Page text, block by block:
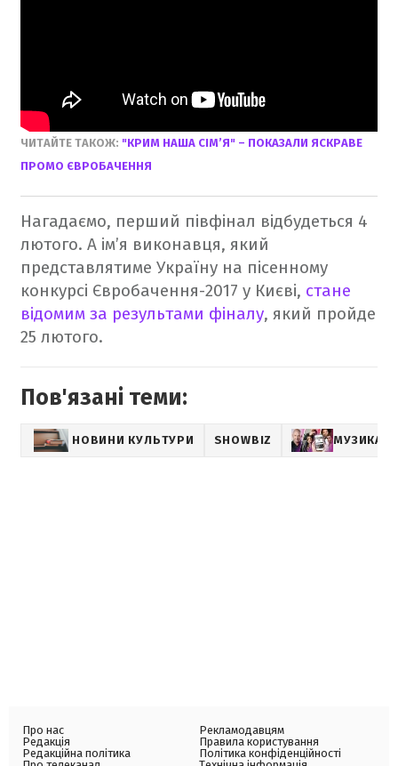
ЧИТАЙТЕ ТАКОЖ: "КРИМ НАША СІМ’Я" – ПОКАЗАЛИ ЯСКРАВЕ
ПРОМО ЄВРОБАЧЕННЯ
Нагадаємо, перший півфінал відбудеться 4
лютого. А ім’я виконавця, який
представлятиме Україну на пісенному
конкурсі Євробачення-2017 у Києві, стане
відомим за результами фіналу, який пройде
25 лютого.
Пов'язані теми:
НОВИНИ КУЛЬТУРИ SHOWBIZ МУЗИКА
Про нас
Редакція
Редакційна політика
Рекламодавцям
Правила користування
Політика конфіденційності